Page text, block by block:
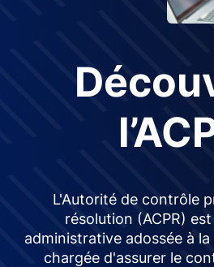
L'Autorité de contrôle
résolution (ACPR)
administrative adossée à
chargée d'assurer le